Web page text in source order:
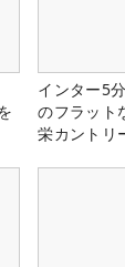
インター5
のフラット
栄カントリ